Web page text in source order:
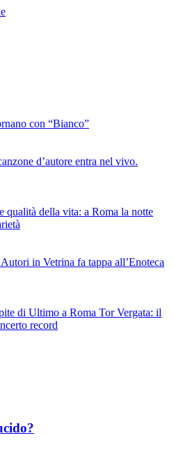
con “Bianco”
d’autore entra nel vivo.
qualità della vita: a Roma la notte
in Vetrina fa tappa all’Enoteca
di Ultimo a Roma Tor Vergata: il
record